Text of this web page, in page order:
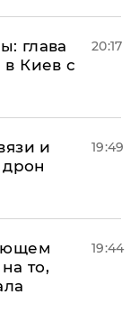
глава
Киев с
20:17
и
19:49
то,
19:44